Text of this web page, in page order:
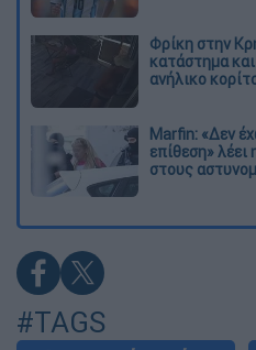
Φρίκη στην
κατάστημα
ανήλικο
Marfin: «Δεν
επίθεση»
στους
#TAGS